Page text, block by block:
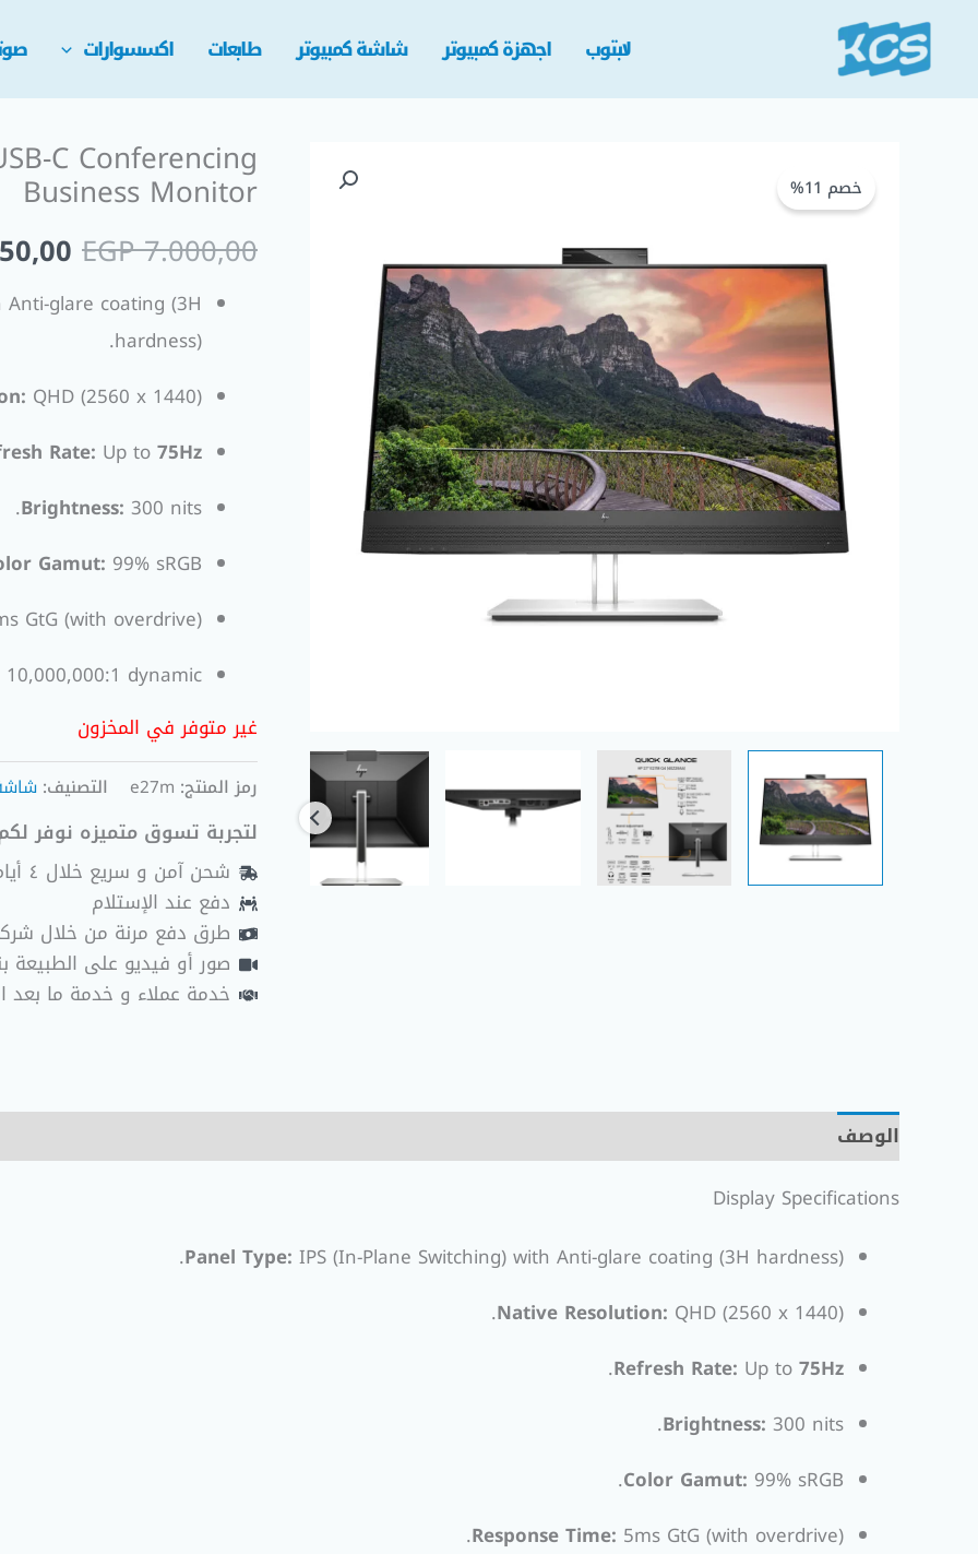
تخطي
المحتوى
لابتوب اجهزة كمبيوتر شاشة كمبيوتر طابعات اكسسوارات
خصم 11%
C Conferencing
Business Monitor
EGP7.000,00
هو:glare coating (3H
hardness).
QHD (2560 x 1440).
Rate: Up to75Hz
Brightness: 300 nits.
Gamut: 99% sRGB.
GtG (with overdrive).
dynamic.
غير متوفر في المخزون
رمز المنتج: e27m التصنيف:
لتجربة تسوق متميزه نوفر
شحن آمن و سريع خلال ٤ أيام عمل
دفع عند الإستلام
طرق دفع مرنة من خلال
صور أو فيديو على الطبيعة
خدمة عملاء و خدمة ما بعد
الوصف
Display Specifications
Panel Type: IPS (In-Plane Switching) with Anti-glare coating (3H hardness).
Native Resolution: QHD (2560 x 1440).
Refresh Rate: Up to75Hz
.
Brightness: 300 nits.
Color Gamut: 99% sRGB.
Response Time: 5ms GtG (with overdrive).